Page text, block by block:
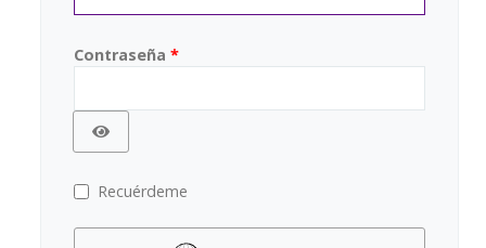
Contraseña *
Recuérdeme